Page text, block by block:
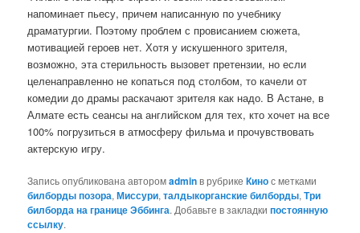
напоминает пьесу, причем написанную по учебнику
драматургии. Поэтому проблем с провисанием сюжета,
мотивацией героев нет. Хотя у искушенного зрителя,
возможно, эта стерильность вызовет претензии, но если
целенаправленно не копаться под столбом, то качели от
комедии до драмы раскачают зрителя как надо. В Астане, в
Алмате есть сеансы на английском для тех, кто хочет на все
100% погрузиться в атмосферу фильма и прочувствовать
актерскую игру.
Запись опубликована авторомadminв рубрикеКинос метками
билборды позора,Миссури,талдыкорганские билборды,Три
билборда на границе Эббинга. Добавьте в закладкипостоянную
ссылку.